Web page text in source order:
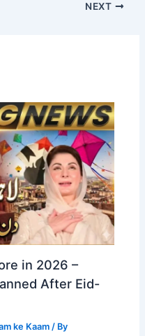
NEXT
in 2026 –
After Eid-
ke Kaam / By